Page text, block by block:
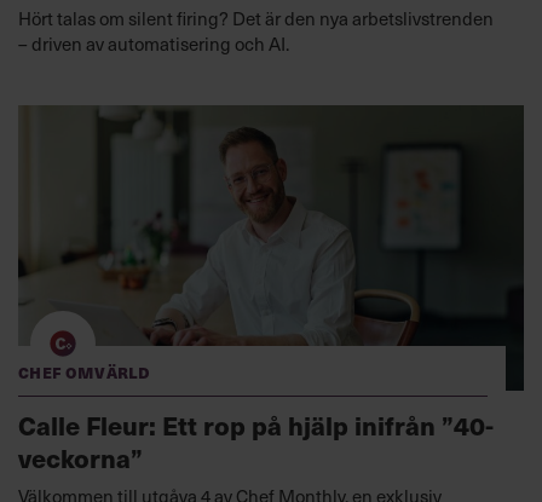
Hört talas om silent firing? Det är den nya arbetslivstrenden
– driven av automatisering och AI.
Chef Omvärld
Calle Fleur: Ett rop på hjälp inifrån ”40-
veckorna”
Välkommen till utgåva 4 av Chef Monthly, en exklusiv